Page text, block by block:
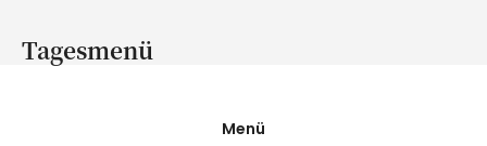
Tagesmenü
Menü